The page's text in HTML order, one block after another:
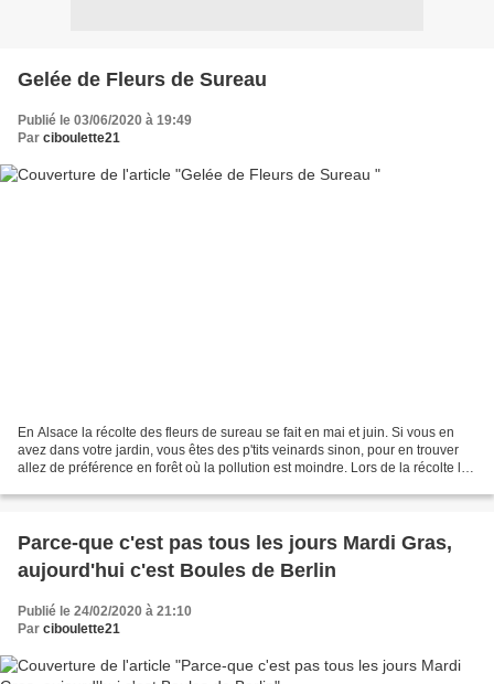
Gelée de Fleurs de Sureau
Publié le 03/06/2020 à 19:49
Par ciboulette21
En Alsace la récolte des fleurs de sureau se fait en mai et juin. Si vous en
avez dans votre jardin, vous êtes des p'tits veinards sinon, pour en trouver
allez de préférence en forêt où la pollution est moindre. Lors de la récolte les
Parce-que c'est pas tous les jours Mardi Gras,
aujourd'hui c'est Boules de Berlin
Publié le 24/02/2020 à 21:10
Par ciboulette21